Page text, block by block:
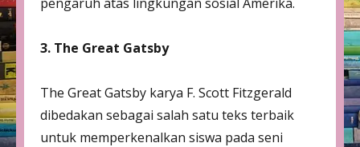
3. The Great Gatsby
The Great Gatsby karya F. Scott Fitzgerald
dibedakan sebagai salah satu teks terbaik
untuk memperkenalkan siswa pada seni